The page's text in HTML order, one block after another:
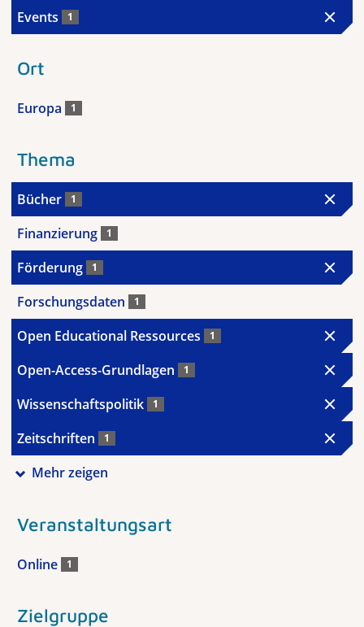
Events 1
Ort
Europa 1
Thema
Bücher 1
Finanzierung 1
Förderung 1
Forschungsdaten 1
Open Educational Ressources 1
Open-Access-Grundlagen 1
Wissenschaftspolitik 1
Zeitschriften 1
Mehr zeigen
Veranstaltungsart
Online 1
Zielgruppe